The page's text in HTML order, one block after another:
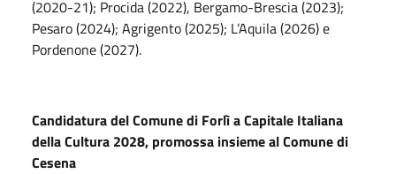
(2020-21); Procida (2022), Bergamo-Brescia (2023);
Pesaro (2024); Agrigento (2025); L’Aquila (2026) e
Pordenone (2027).
Candidatura del Comune di Forlì a Capitale Italiana
della Cultura 2028, promossa insieme al Comune di
Cesena